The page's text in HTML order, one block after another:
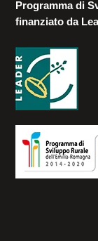
Programma di
finanziato da